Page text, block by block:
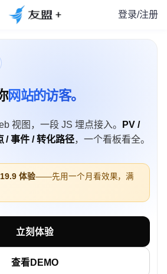
登录/注册
网站的访客。
视图，一段 JS 埋点接入。
PV /
/ 事件 / 转化路径，一个看板看全。
体验——先用一个月看效果，满
立刻体验
查看DEMO